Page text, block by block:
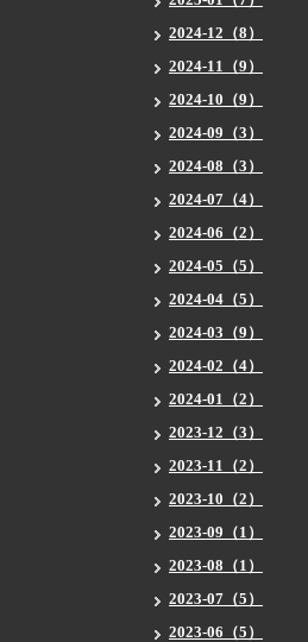
2024-12（8）
2024-11（9）
2024-10（9）
2024-09（3）
2024-08（3）
2024-07（4）
2024-06（2）
2024-05（5）
2024-04（5）
2024-03（9）
2024-02（4）
2024-01（2）
2023-12（3）
2023-11（2）
2023-10（2）
2023-09（1）
2023-08（1）
2023-07（5）
2023-06（5）